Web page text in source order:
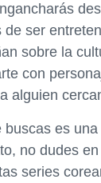
de ser
sobre la
con
alguien
es
no dudes
series